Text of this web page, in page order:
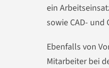
ein
sowie CAD- und
Ebenfalls von
Mitarbeiter bei